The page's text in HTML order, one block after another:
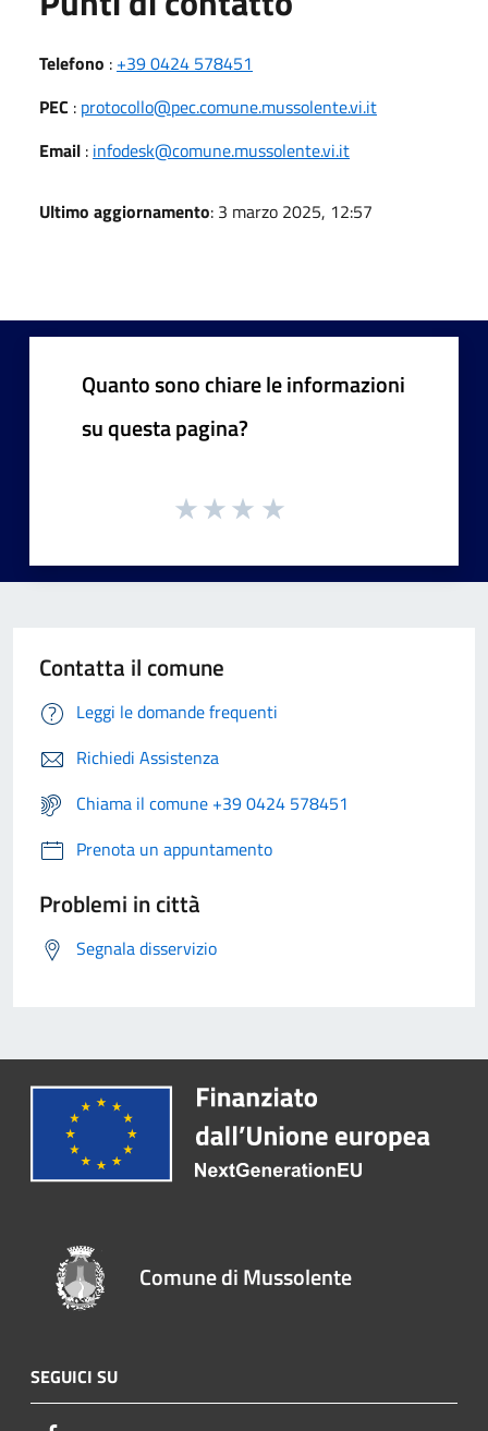
Telefono : +39 0424 578451
PEC : protocollo@pec.comune.mussolente.vi.it
Email : infodesk@comune.mussolente.vi.it
Ultimo aggiornamento: 3 marzo 2025, 12:57
Quanto sono chiare le informazioni
su questa pagina?
Contatta il comune
Leggi le domande frequenti
Richiedi Assistenza
Chiama il comune +39 0424 578451
Prenota un appuntamento
Problemi in città
Segnala disservizio
Comune di Mussolente
SEGUICI SU